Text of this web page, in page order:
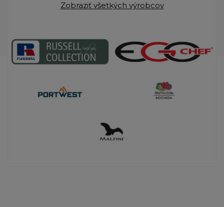
Zobraziť všetkých výrobcov